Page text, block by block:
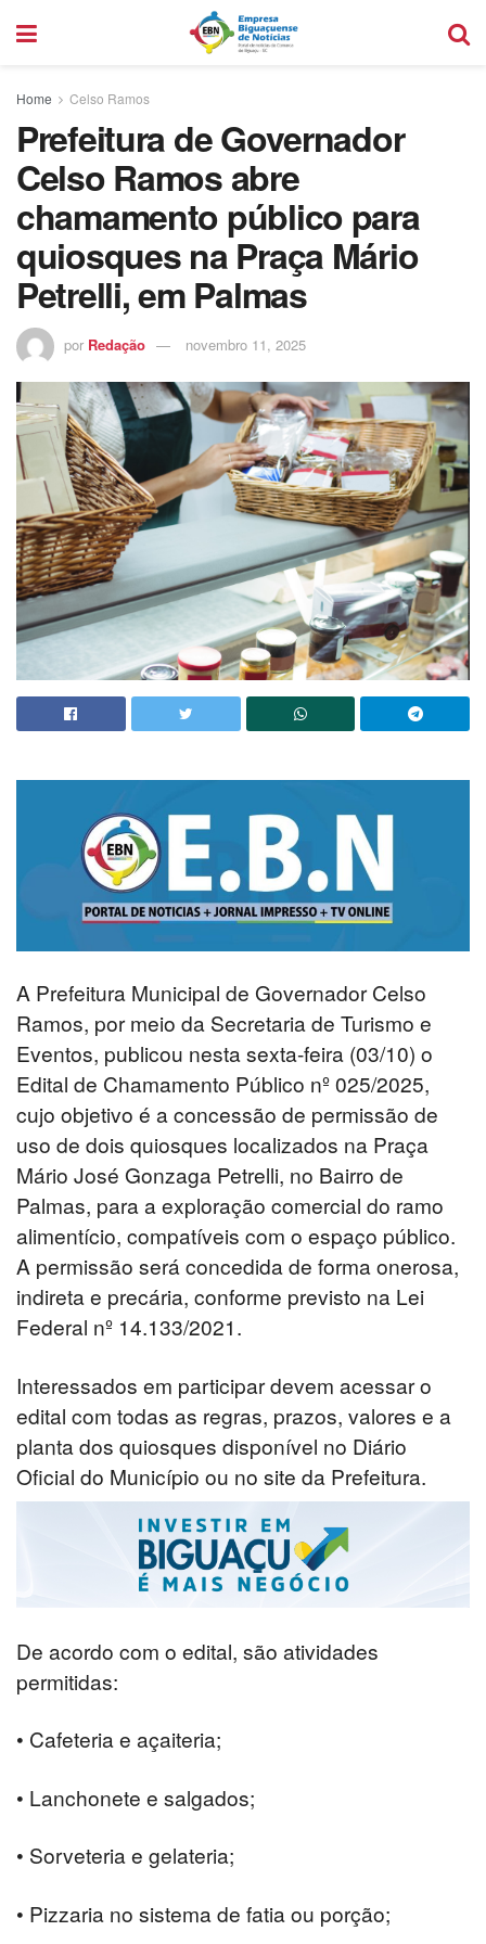
Home Celso Ramos
Prefeitura de Governador
Celso Ramos abre
chamamento público para
quiosques na Praça Mário
Petrelli, em Palmas
por Redação novembro 11, 2025
A Prefeitura Municipal de Governador Celso
Ramos, por meio da Secretaria de Turismo e
Eventos, publicou nesta sexta-feira (03/10) o
Edital de Chamamento Público nº 025/2025,
cujo objetivo é a concessão de permissão de
uso de dois quiosques localizados na Praça
Mário José Gonzaga Petrelli, no Bairro de
Palmas, para a exploração comercial do ramo
alimentício, compatíveis com o espaço público.
A permissão será concedida de forma onerosa,
indireta e precária, conforme previsto na Lei
Federal nº 14.133/2021.
Interessados em participar devem acessar o
edital com todas as regras, prazos, valores e a
planta dos quiosques disponível no Diário
Oficial do Município ou no site da Prefeitura.
De acordo com o edital, são atividades
permitidas:
• Cafeteria e açaiteria;
• Lanchonete e salgados;
• Sorveteria e gelateria;
• Pizzaria no sistema de fatia ou porção;